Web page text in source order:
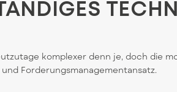
komplexer denn je, doch die
Forderungsmanagementansatz.